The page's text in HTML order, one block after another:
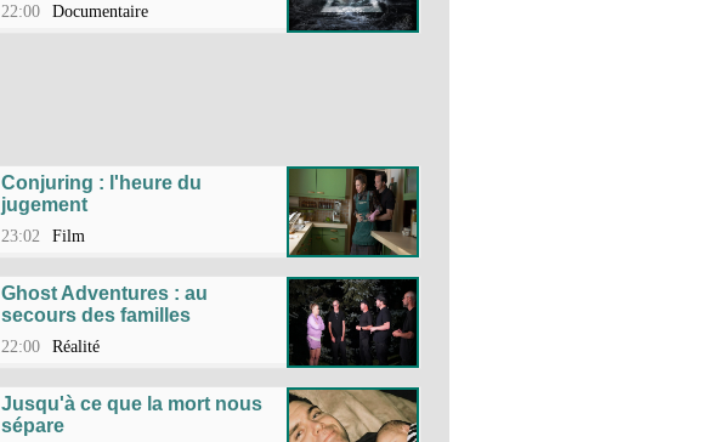
22:00 Documentaire
Conjuring : l'heure du
jugement
23:02 Film
Ghost Adventures : au
secours des familles
22:00 Réalité
Jusqu'à ce que la mort nous
sépare